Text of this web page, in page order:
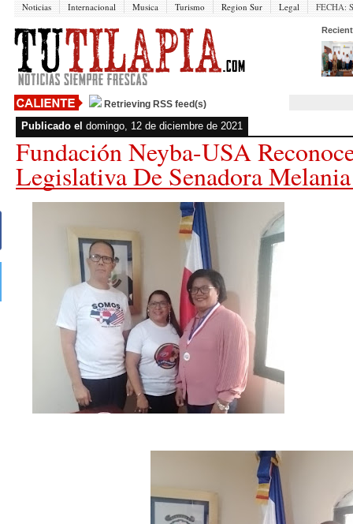
Noticias Internacional Musica Turismo Region Sur Legal FECHA:
Retrieving RSS feed(s)
Publicado el domingo, 12 de diciembre de 2021
Fundación Neyba-USA
Legislativa De Senadora